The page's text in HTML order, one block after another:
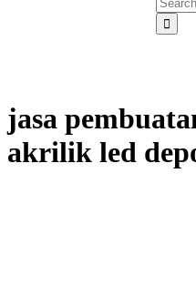
jasa
akrilik led